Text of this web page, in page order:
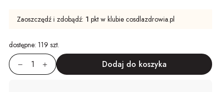
Zaoszczędź i zdobądź: 1 pkt w klubie cosdlazdrowia.pl
dostępne: 119 szt.